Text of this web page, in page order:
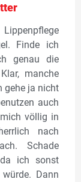
Finde ich
genau die
manche
gehe ja nicht
auch
völlig in
nach
Schade
da ich sonst
Dann